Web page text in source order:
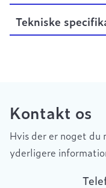
Tekniske
Kontakt os
Hvis der er noget du
yderligere